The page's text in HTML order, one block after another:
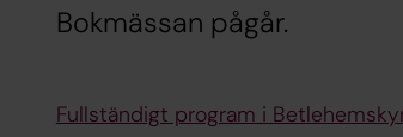
Bokmässan pågår.
Fullständigt program i